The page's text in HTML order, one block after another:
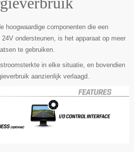
hoogwaardige componenten die een
ondersteunen, is het apparaat op meer
te gebruiken.
in elke situatie, en bovendien
aanzienlijk verlaagd.